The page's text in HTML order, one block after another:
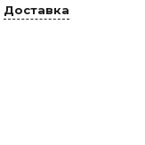
Доставка